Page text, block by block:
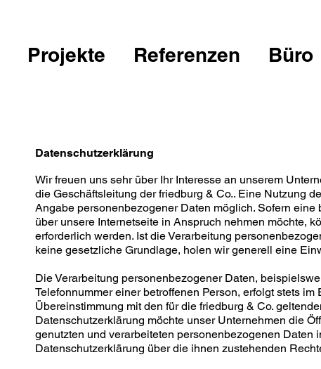
Projekte Referenzen Büro
Datenschutzerklärung
Wir freuen uns sehr über Ihr Interesse an unserem
die Geschäftsleitung der friedburg & Co.. Eine Nutzung
Angabe personenbezogener Daten möglich. Sofern
über unsere Internetseite in Anspruch nehmen möchte,
erforderlich werden. Ist die Verarbeitung
keine gesetzliche Grundlage, holen wir generell eine
Die Verarbeitung personenbezogener Daten,
Telefonnummer einer betroffenen Person, erfolgt stets
Übereinstimmung mit den für die friedburg & Co.
Datenschutzerklärung möchte unser Unternehmen die
genutzten und verarbeiteten personenbezogenen Daten
Datenschutzerklärung über die ihnen zustehenden